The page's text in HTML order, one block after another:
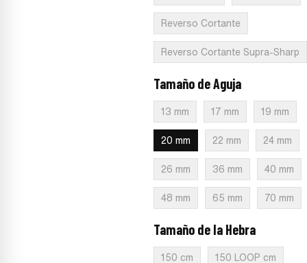
Reverso Cortante
Reverso Cortante Supra-Sharp
Tamaño de Aguja
13 mm 17 mm 19 mm
20 mm 22 mm 24 mm
26 mm 36 mm 40 mm
48 mm 65 mm 70 mm
Tamaño de la Hebra
150 cm 150 LOOP cm